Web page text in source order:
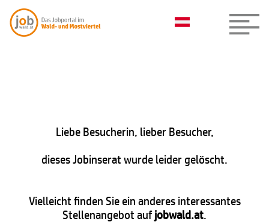
Liebe Besucherin, lieber Besucher,
dieses Jobinserat wurde leider gelöscht.
Vielleicht finden Sie ein anderes interessantes
Stellenangebot aufjobwald.at.